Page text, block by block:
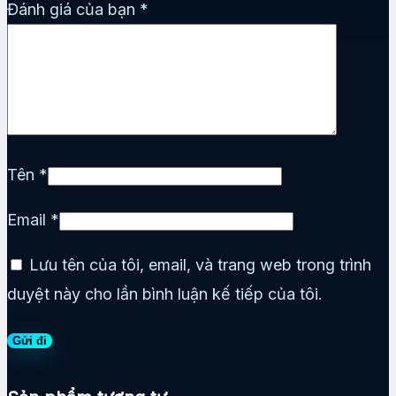
Đánh giá của bạn *
Tên *
Email *
Lưu tên của tôi, email, và trang web trong trình
duyệt này cho lần bình luận kế tiếp của tôi.